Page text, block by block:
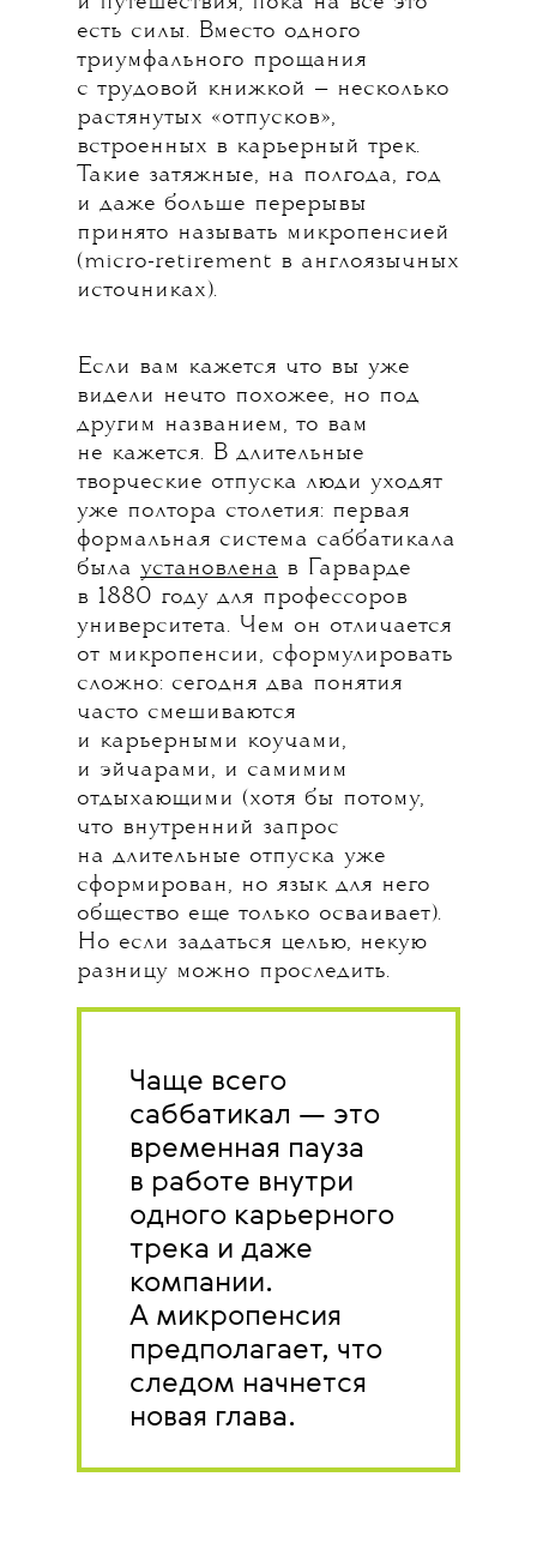
есть силы. Вместо одного
триумфального прощания
с трудовой книжкой — несколько
растянутых «отпусков»,
встроенных в карьерный трек.
Такие затяжные, на полгода, год
и даже больше перерывы
принято называть микропенсией
(micro-retirement в англоязычных
источниках).
Если вам кажется что вы уже
видели нечто похожее, но под
другим названием, то вам
не кажется. В длительные
творческие отпуска люди уходят
уже полтора столетия: первая
формальная система саббатикала
была установлена в Гарварде
в 1880 году для профессоров
университета. Чем он отличается
от микропенсии, сформулировать
сложно: сегодня два понятия
часто смешиваются
и карьерными коучами,
и эйчарами, и самимим
отдыхающими (хотя бы потому,
что внутренний запрос
на длительные отпуска уже
сформирован, но язык для него
общество еще только осваивает).
Но если задаться целью, некую
разницу можно проследить.
Чаще всего
саббатикал — это
временная пауза
в работе внутри
одного карьерного
трека и даже
компании.
А микропенсия
предполагает, что
следом начнется
новая глава.